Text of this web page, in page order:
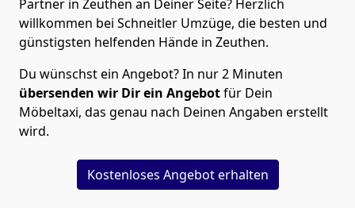
Partner in Zeuthen an Deiner Seite? Herzlich
willkommen bei Schneitler Umzüge, die besten und
günstigsten helfenden Hände in Zeuthen.
Du wünschst ein Angebot? In nur 2 Minuten
übersenden wir Dir ein Angebotfür Dein
Möbeltaxi, das genau nach Deinen Angaben erstellt
wird.
Kostenloses Angebot erhalten